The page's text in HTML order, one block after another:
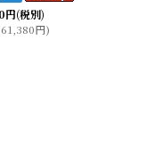
円(税別)
61,380円)